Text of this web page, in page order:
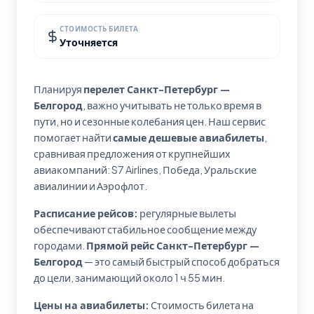
СТОИМОСТЬ БИЛЕТА
Уточняется
Планируя перелет Санкт-Петербург —
Белгород , важно учитывать не только время в
пути, но и сезонные колебания цен. Наш сервис
помогает найтисамые дешевые авиабилеты
сравнивая предложения от крупнейших
авиакомпаний: S7 Airlines, Победа, Уральские
авиалинии и Аэрофлот.
Расписание рейсов: регулярные вылеты
обеспечивают стабильное сообщение между
городами. Прямой рейс Санкт-Петербург —
Белгород— это самый быстрый способ добраться
до цели, занимающий около 1 ч 55 мин.
Цены на авиабилеты: Стоимость билета на